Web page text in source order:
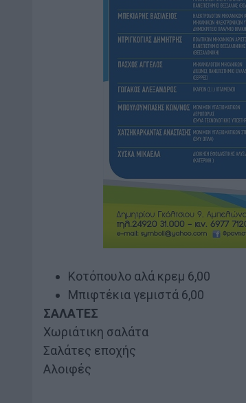
Κοτόπουλο αλά κρεμ 6,00
Μπιφτέκια γεμιστά 6,00
ΣΑΛΑΤΕΣ
Χωριάτικη σαλάτα
Σαλάτες εποχής
Αλοιφές